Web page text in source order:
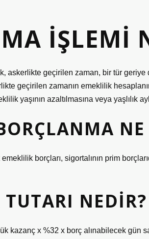
IŞLEMI
askerlikte geçirilen zaman, bir tür
geçirilen zamanın emeklilik
yaşının azaltılmasına veya yaşlılık
NE
borçları, sigortalının prim
NEDIR?
kazanç x %32 x borç alınabilecek gün